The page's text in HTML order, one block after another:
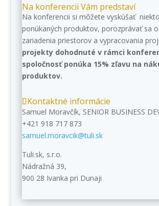
Na konferencii Vám predstaví
Na konferencii si môžete vyskúšať
ponúkaných produktov, porozprávať sa
zariadenia priestorov a vypracovania
projekty dohodnuté v rámci
spoločnosť ponúka 15% zľavu na
produktov.
Kontaktné informácie
Samuel Moravčík, SENIOR BUSINESS
+421 918 717 873
samuel.moravcik@tuli.sk
Tuli.sk, s.r.o.
Nádražná 39,
900 28 Ivanka pri Dunaji